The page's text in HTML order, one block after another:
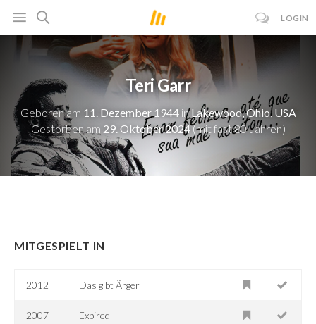
LOGIN
Teri Garr
Geboren am 11. Dezember 1944inLakewood, Ohio, USA
Gestorben am 29. Oktober 2024(mit fast 80 Jahren)
MITGESPIELT IN
2012 Das gibt Ärger
2007 Expired